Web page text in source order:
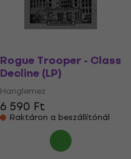
Rogue Trooper - Class
Decline (LP)
Hanglemez
6 590 Ft
Raktáron a beszállítónál